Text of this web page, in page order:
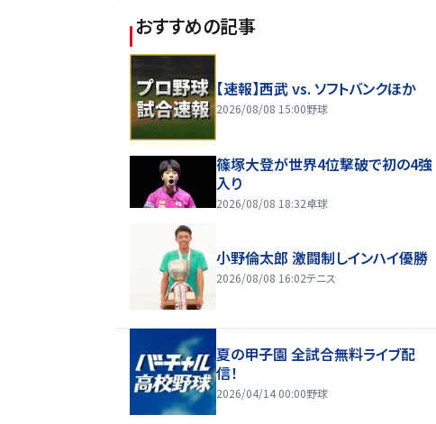
おすすめの記事
【速報】西武 vs. ソフトバンクほか
2026/08/08 15:00野球
篠塚大登が世界4位撃破で初の4強
入り
2026/08/08 18:32卓球
小野倫太郎 激闘制しインハイ優勝
2026/08/08 16:02テニス
夏の甲子園 全試合無料ライブ配
信！
2026/04/14 00:00野球